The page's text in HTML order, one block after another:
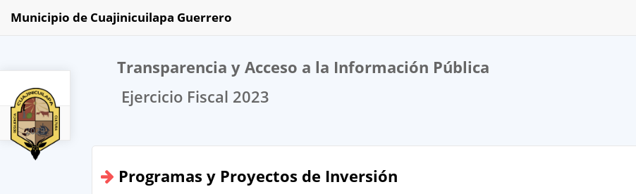
2023
Municipio de Cuajinicuilapa Guerrero
Transparencia y Acceso a la Información Pública
Ejercicio Fiscal 2023
Programas y Proyectos de Inversión